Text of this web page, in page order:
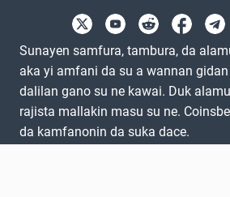
Sunayen samfura, tambura, da
aka yi amfani da su a wannan
dalilan gano su ne kawai. Duk
rajista mallakin masu su ne.
da kamfanonin da suka dace.